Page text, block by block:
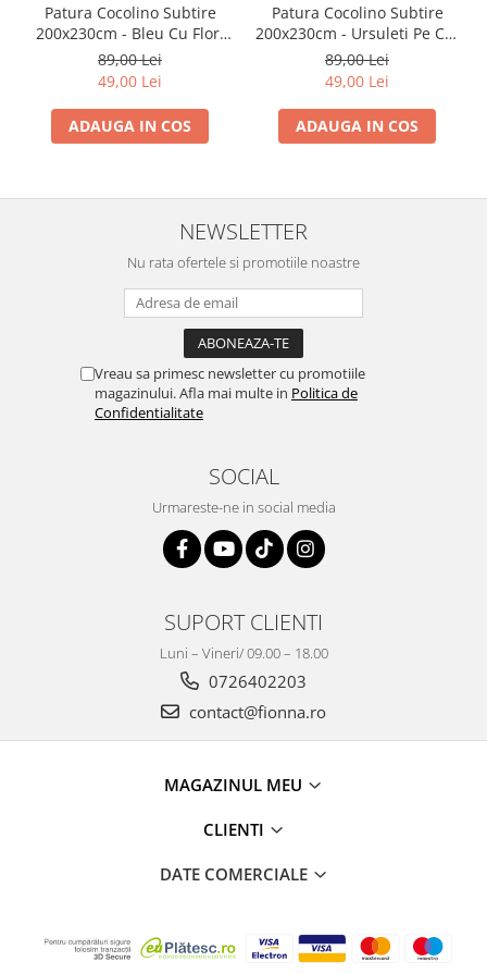
Patura Cocolino Subtire
200x230cm - Bleu Cu Flori
Vesele
89,00 Lei
49,00 Lei
ADAUGA IN COS
Patura Cocolino Subtire
200x230cm - Ursuleti Pe Cer
Albastru
89,00 Lei
49,00 Lei
ADAUGA IN COS
NEWSLETTER
Nu rata ofertele si promotiile noastre
Vreau sa primesc newsletter cu promotiile
magazinului. Afla mai multe in Politica de
Confidentialitate
SOCIAL
Urmareste-ne in social media
SUPORT CLIENTI
Luni – Vineri/ 09.00 – 18.00
0726402203
contact@fionna.ro
MAGAZINUL MEU
CLIENTI
DATE COMERCIALE